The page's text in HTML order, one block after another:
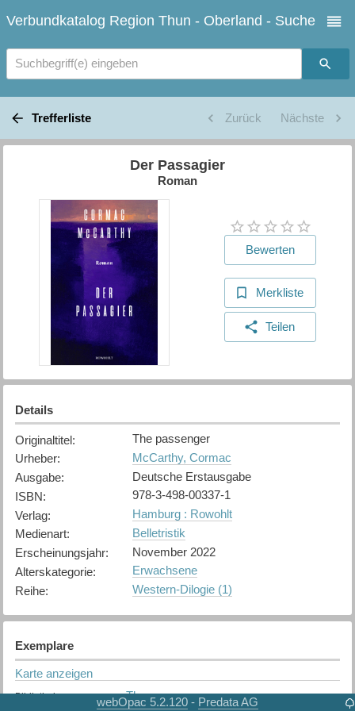
Verbundkatalog Region Thun - Oberland - Suche
Suchbegriff(e) eingeben
Trefferliste Zurück Nächste
Der Passagier
Roman
Bewerten
Merkliste
Teilen
Details
Originaltitel:
The passenger
Urheber:
McCarthy, Cormac
Ausgabe:
Deutsche Erstausgabe
ISBN:
978-3-498-00337-1
Verlag:
Hamburg : Rowohlt
Medienart:
Belletristik
Erscheinungsjahr:
November 2022
Alterskategorie:
Erwachsene
Reihe: Western-Dilogie (1)
Exemplare
Karte anzeigen
Bibliothek: Thun
webOpac 5.2.120 - Predata AG